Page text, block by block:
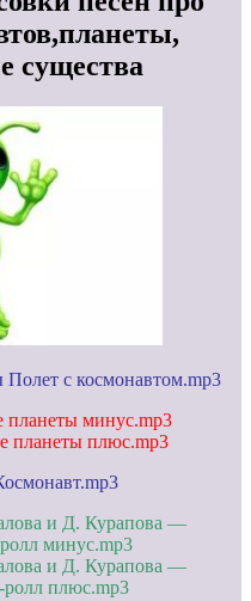
существа
с космонавтом.mp3
планеты минус.mp3
планеты плюс.mp3
и Д. Курапова —
минус.mp3
и Д. Курапова —
плюс.mp3